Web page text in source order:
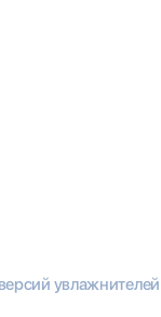
увлажнителей